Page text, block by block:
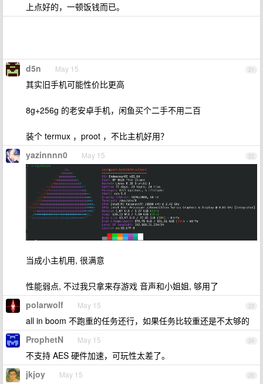
上点好的，一顿饭钱而已。
21
d5n May 15
其实旧手机可能性价比更高
8g+256g 的老安卓手机，闲鱼买个二手不用二百
装个 termux ，proot ，不比主机好用？
22
yazinnnn0 May 15
当成小主机用, 很满意
性能弱点, 不过我只拿来存游戏 音声和小姐姐, 够用了
23
polarwolf May 15
all in boom 不跑重的任务还行，如果任务比较重还是不太够的
24
ProphetN May 15
不支持 AES 硬件加速，可玩性太差了。
25
jkjoy May 15